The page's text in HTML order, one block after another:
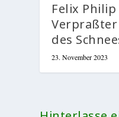
Felix
Verpraßter
des
23. November 2023